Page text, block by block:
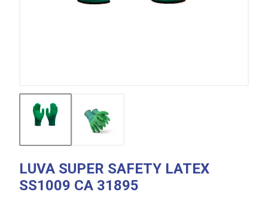
LUVA SUPER SAFETY LATEX
SS1009 CA 31895